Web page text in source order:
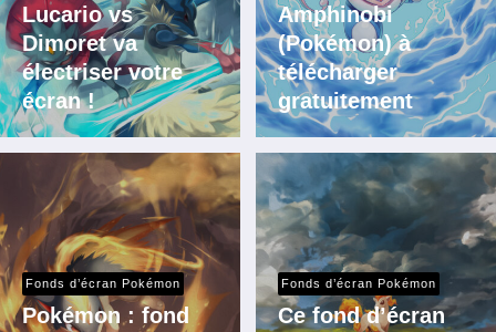
Lucario vs
Dimoret va
électriser votre
écran !
Amphinobi
(Pokémon) à
télécharger
gratuitement
Fonds d’écran Pokémon
Pokémon : fond
Fonds d’écran Pokémon
Ce fond d’écran